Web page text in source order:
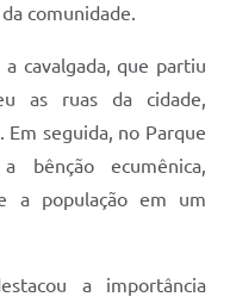
comunidade.
cavalgada, que partiu
as ruas da cidade,
Em seguida, no Parque
bênção ecumênica,
a população em um
a importância